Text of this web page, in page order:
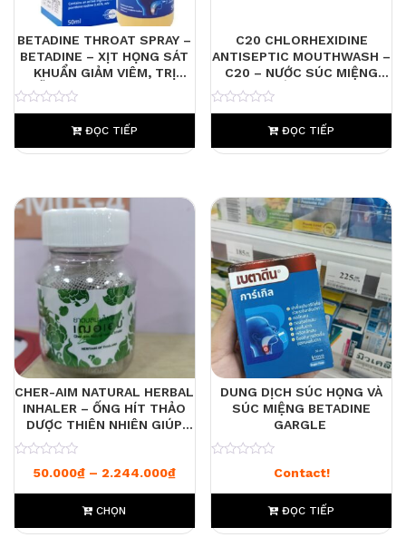
BETADINE THROAT SPRAY –
BETADINE – XỊT HỌNG SÁT
KHUẨN GIẢM VIÊM, TRỊ
NHIỄM TRÙNG MIỆNG HỌNG
0
ĐỌC TIẾP
C20 CHLORHEXIDINE
ANTISEPTIC MOUTHWASH –
C20 – NƯỚC SÚC MIỆNG
SÁT KHUẨN – GIẢM VIÊM
NƯỚU, NGỪA NẤM MIỆNG
0
ĐỌC TIẾP
CHER-AIM NATURAL HERBAL
INHALER – ỐNG HÍT THẢO
DƯỢC THIÊN NHIÊN GIÚP
TỈNH TÁO, GIẢM NGHẸT MŨI
50.000₫ – 2.244.000₫Khoảng giá: từ 50.000₫ đến
CHỌN
DUNG DỊCH SÚC HỌNG VÀ
SÚC MIỆNG BETADINE
GARGLE
Contact!
ĐỌC TIẾP